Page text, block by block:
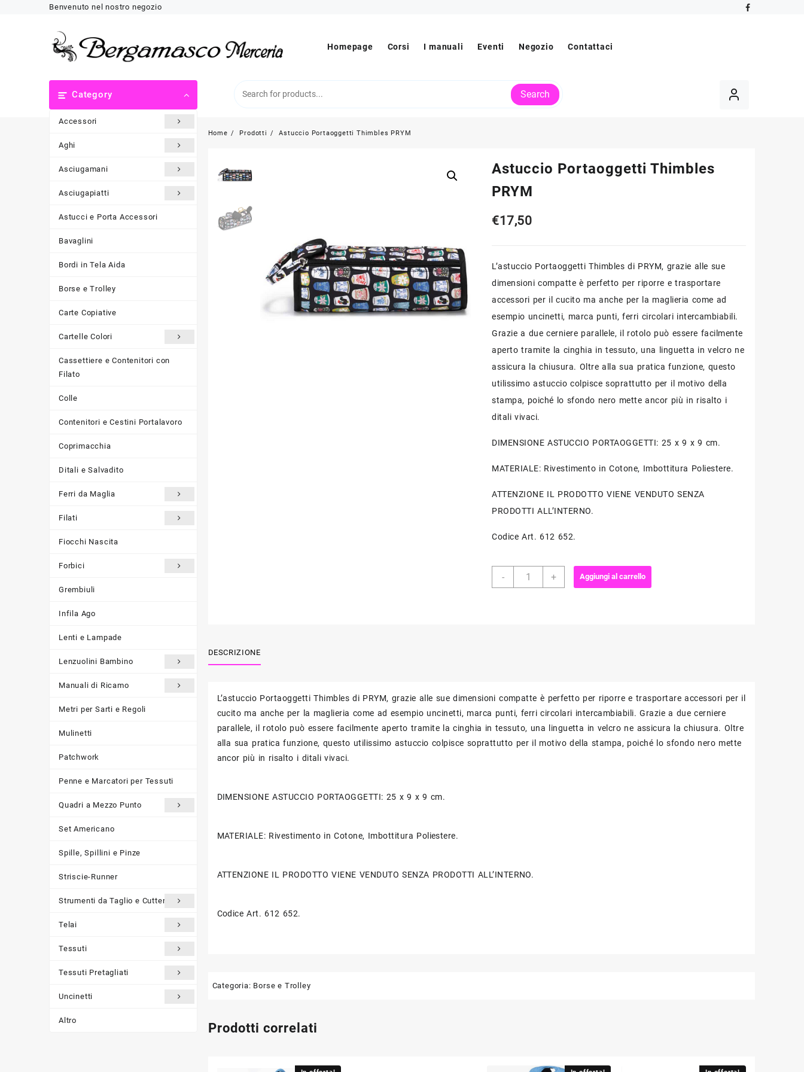
Benvenuto nel nostro negozio
Homepage Corsi I manuali Eventi Negozio Contattaci
Category
Accessori
Aghi
Asciugamani
Asciugapiatti
Astucci e Porta Accessori
Bavaglini
Bordi in Tela Aida
Borse e Trolley
Carte Copiative
Cartelle Colori
Cassettiere e Contenitori con
Filato
Colle
Contenitori e Cestini Portalavoro
Coprimacchia
Ditali e Salvadito
Ferri da Maglia
Filati
Fiocchi Nascita
Forbici
Grembiuli
Infila Ago
Lenti e Lampade
Lenzuolini Bambino
Manuali di Ricamo
Metri per Sarti e Regoli
Mulinetti
Patchwork
Penne e Marcatori per Tessuti
Quadri a Mezzo Punto
Set Americano
Spille, Spillini e Pinze
Striscie-Runner
Strumenti da Taglio e Cutter
Telai
Tessuti
Tessuti Pretagliati
Uncinetti
Altro
Search
Home Prodotti Astuccio Portaoggetti Thimbles PRYM
Astuccio Portaoggetti Thimbles
PRYM
€17,50
L’astuccio Portaoggetti Thimbles di PRYM, grazie alle sue
dimensioni compatte è perfetto per riporre e trasportare
accessori per il cucito ma anche per la maglieria come ad
esempio uncinetti, marca punti, ferri circolari intercambiabili.
Grazie a due cerniere parallele, il rotolo può essere facilmente
aperto tramite la cinghia in tessuto, una linguetta in velcro ne
assicura la chiusura. Oltre alla sua pratica funzione, questo
utilissimo astuccio colpisce soprattutto per il motivo della
stampa, poiché lo sfondo nero mette ancor più in risalto i
ditali vivaci.
DIMENSIONE ASTUCCIO PORTAOGGETTI: 25 x 9 x 9 cm.
MATERIALE: Rivestimento in Cotone, Imbottitura Poliestere.
ATTENZIONE IL PRODOTTO VIENE VENDUTO SENZA
PRODOTTI ALL’INTERNO.
Codice Art. 612 652.
-
Astuccio
+ Aggiungi al carrello
DESCRIZIONE
L’astuccio Portaoggetti Thimbles di PRYM, grazie alle sue dimensioni compatte è perfetto per riporre e trasportare accessori per il
cucito ma anche per la maglieria come ad esempio uncinetti, marca punti, ferri circolari intercambiabili. Grazie a due cerniere
parallele, il rotolo può essere facilmente aperto tramite la cinghia in tessuto, una linguetta in velcro ne assicura la chiusura. Oltre
alla sua pratica funzione, questo utilissimo astuccio colpisce soprattutto per il motivo della stampa, poiché lo sfondo nero mette
ancor più in risalto i ditali vivaci.
DIMENSIONE ASTUCCIO PORTAOGGETTI: 25 x 9 x 9 cm.
MATERIALE: Rivestimento in Cotone, Imbottitura Poliestere.
ATTENZIONE IL PRODOTTO VIENE VENDUTO SENZA PRODOTTI ALL’INTERNO.
Codice Art. 612 652.
Categoria: Borse e Trolley
Prodotti correlati